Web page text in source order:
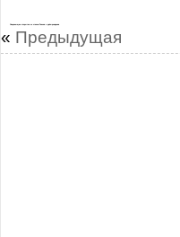
« Предыдущая